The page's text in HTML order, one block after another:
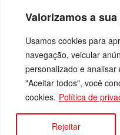
Valorizamos a
Usamos cookies para
navegação, veicular
personalizado e
"Aceitar todos", você
cookies. Política de
Rejeitar
Anuncie Conosco
+55 (92) 3085-7464
Av. Rio Madeira, 444